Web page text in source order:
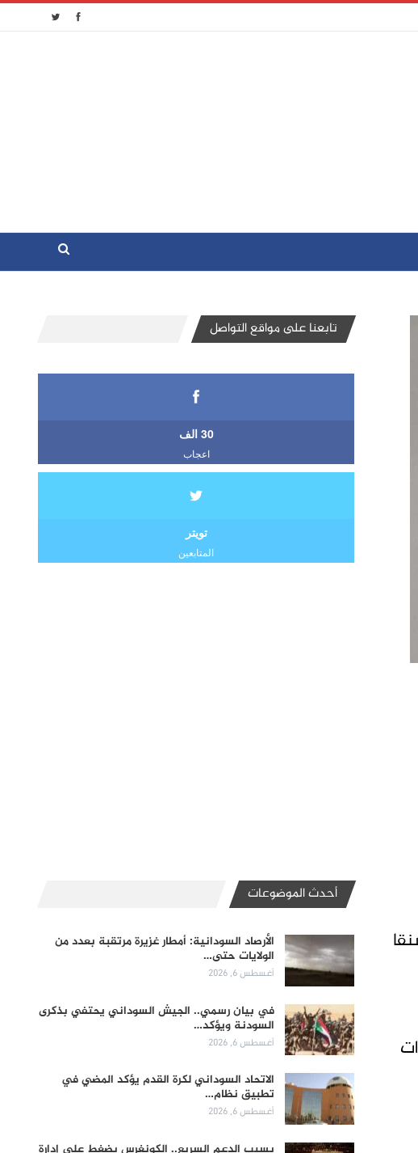
القوات
تابعنا على مواقع التواصل
30 الف
اعجاب
تويتر
المتابعين
أحدث الموضوعات
الأرصاد السودانية: أمطار غزيرة مرتقبة بعدد من
الولايات حتى…
أغسطس 6, 2026
في بيان رسمي.. الجيش السوداني يحتفي بذكرى
السودنة ويؤكد…
أغسطس 6, 2026
الاتحاد السوداني لكرة القدم يؤكد المضي في
تطبيق نظام…
أغسطس 6, 2026
بسبب الدعم السريع.. الكونغرس يضغط على إدارة